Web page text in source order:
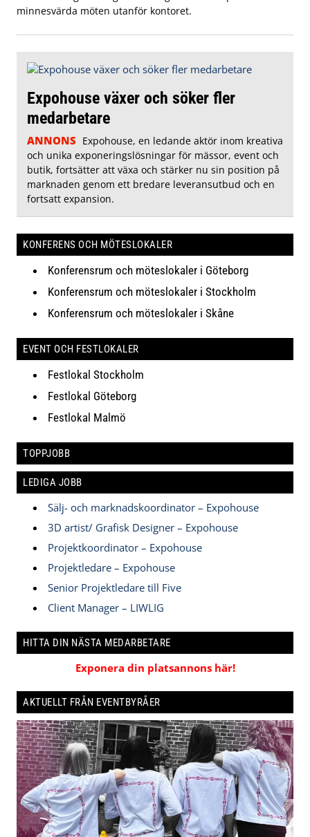
minnesvärda möten utanför kontoret.
Expohouse växer och söker fler
medarbetare
ANNONS Expohouse, en ledande aktör inom kreativa
och unika exponeringslösningar för mässor, event och
butik, fortsätter att växa och stärker nu sin position på
marknaden genom ett bredare leveransutbud och en
fortsatt expansion.
KONFERENS OCH MÖTESLOKALER
Konferensrum och möteslokaler i Göteborg
Konferensrum och möteslokaler i Stockholm
Konferensrum och möteslokaler i Skåne
EVENT OCH FESTLOKALER
Festlokal Stockholm
Festlokal Göteborg
Festlokal Malmö
TOPPJOBB
LEDIGA JOBB
Sälj- och marknadskoordinator – Expohouse
3D artist/ Grafisk Designer – Expohouse
Projektkoordinator – Expohouse
Projektledare – Expohouse
Senior Projektledare till Five
Client Manager – LIWLIG
HITTA DIN NÄSTA MEDARBETARE
Exponera din platsannons här!
AKTUELLT FRÅN EVENTBYRÅER